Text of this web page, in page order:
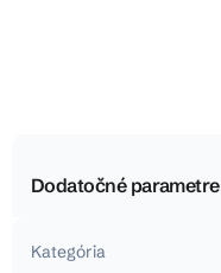
Dodatočné parametre
Kategória